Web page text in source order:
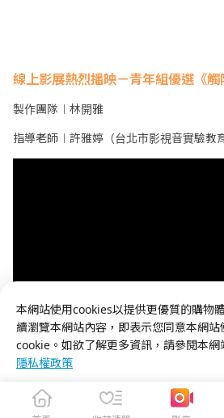
線上影展熱烈播映－青年組優選《觸
製作團隊︱林開雅
指導老師︱許雅婷（台北市影視音實驗教
本網站使用cookies以提供更優質的購物
續瀏覽本網站內容，即表示您同意本網站
cookie。如欲了解更多資訊，請參閱本網
隱私權政策